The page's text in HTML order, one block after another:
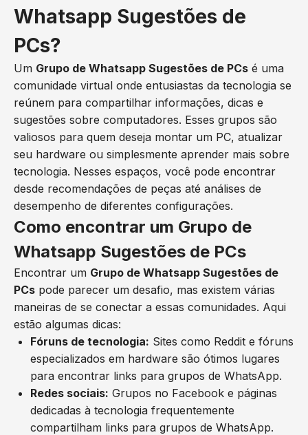
Whatsapp Sugestões de
PCs?
Um Grupo de Whatsapp Sugestões de PCs é uma
comunidade virtual onde entusiastas da tecnologia se
reúnem para compartilhar informações, dicas e
sugestões sobre computadores. Esses grupos são
valiosos para quem deseja montar um PC, atualizar
seu hardware ou simplesmente aprender mais sobre
tecnologia. Nesses espaços, você pode encontrar
desde recomendações de peças até análises de
desempenho de diferentes configurações.
Como encontrar um Grupo de
Whatsapp Sugestões de PCs
Encontrar um Grupo de Whatsapp Sugestões de
PCs pode parecer um desafio, mas existem várias
maneiras de se conectar a essas comunidades. Aqui
estão algumas dicas:
Fóruns de tecnologia: Sites como Reddit e fóruns
especializados em hardware são ótimos lugares
para encontrar links para grupos de WhatsApp.
Redes sociais: Grupos no Facebook e páginas
dedicadas à tecnologia frequentemente
compartilham links para grupos de WhatsApp.